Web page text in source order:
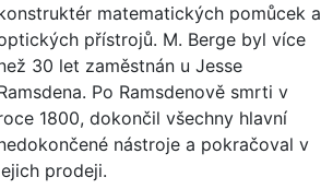
matematických pomůcek a
přístrojů. M. Berge byl více
30 let zaměstnán u Jesse
Po Ramsdenově smrti v
1800, dokončil všechny hlavní
nástroje a pokračoval v
prodeji.